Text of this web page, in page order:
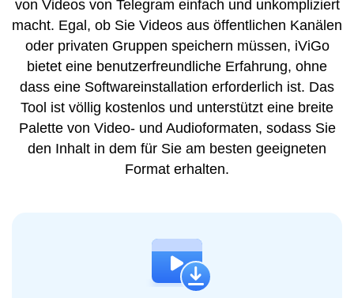
von Videos von Telegram einfach und unkompliziert
macht. Egal, ob Sie Videos aus öffentlichen Kanälen
oder privaten Gruppen speichern müssen, iViGo
bietet eine benutzerfreundliche Erfahrung, ohne
dass eine Softwareinstallation erforderlich ist. Das
Tool ist völlig kostenlos und unterstützt eine breite
Palette von Video- und Audioformaten, sodass Sie
den Inhalt in dem für Sie am besten geeigneten
Format erhalten.